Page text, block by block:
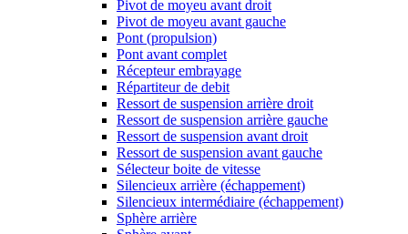
Pivot de moyeu avant droit
Pivot de moyeu avant gauche
Pont (propulsion)
Pont avant complet
Récepteur embrayage
Répartiteur de debit
Ressort de suspension arrière droit
Ressort de suspension arrière gauche
Ressort de suspension avant droit
Ressort de suspension avant gauche
Sélecteur boite de vitesse
Silencieux arrière (échappement)
Silencieux intermédiaire (échappement)
Sphère arrière